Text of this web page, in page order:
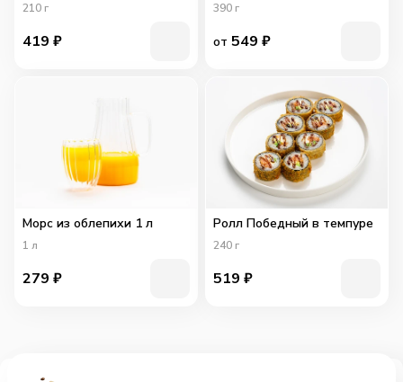
210 г
419 ₽
390 г
от 549 ₽
Морс из облепихи 1 л
1 л
279 ₽
Ролл Победный в темпуре
240 г
519 ₽